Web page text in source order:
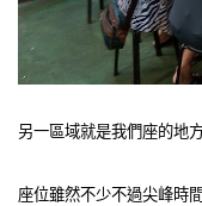
另一區域就是我們座的地
座位雖然不少不過尖峰時